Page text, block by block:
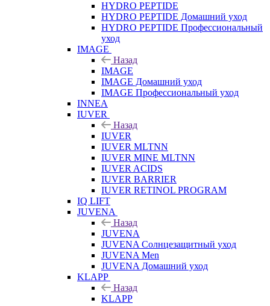
HYDRO PEPTIDE
HYDRO PEPTIDE Домашний уход
HYDRO PEPTIDE Профессиональный
уход
IMAGE
Назад
IMAGE
IMAGE Домашний уход
IMAGE Профессиональный уход
INNEA
IUVER
Назад
IUVER
IUVER MLTNN
IUVER MINE MLTNN
IUVER ACIDS
IUVER BARRIER
IUVER RETINOL PROGRAM
IQ LIFT
JUVENA
Назад
JUVENA
JUVENA Солнцезащитный уход
JUVENA Men
JUVENA Домашний уход
KLAPP
Назад
KLAPP